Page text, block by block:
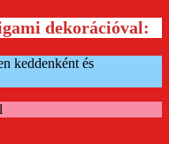
dekorációval:
keddenként és